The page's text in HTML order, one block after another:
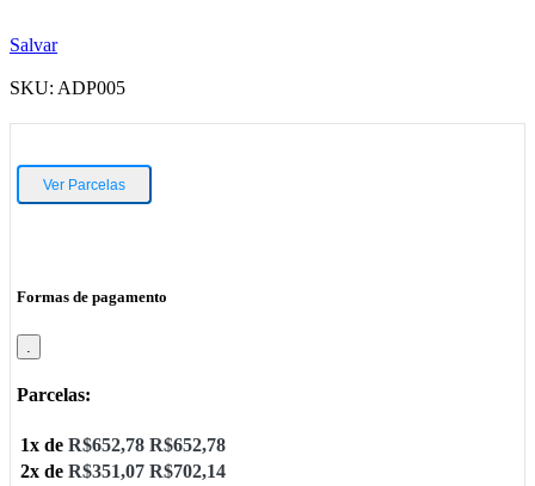
Salvar
SKU: ADP005
Ver Parcelas
Formas de pagamento
Parcelas:
1x de R$652,78 R$652,78
2x de R$351,07 R$702,14